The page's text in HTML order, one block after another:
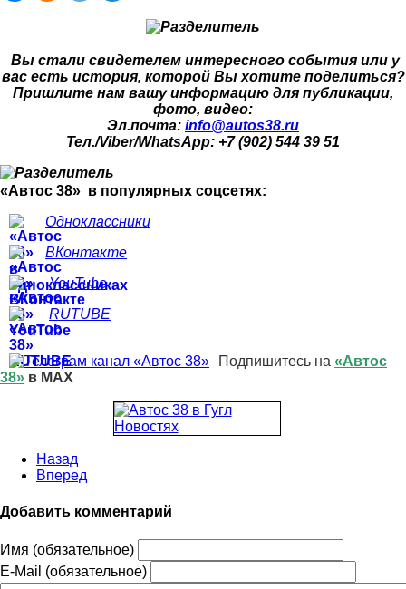
Вы стали свидетелем интересного события или у
вас есть история, которой Вы хотите поделиться?
Пришлите нам вашу информацию для публикации,
фото, видео:
Эл.почта: info@autos38.ru
Тел./Viber/WhatsApp: +7 (902) 544 39 51
«Автос 38» в популярных соцсетях:
Одноклассники
ВКонтакте
YouTube
RUTUBE
Подпишитесь на «Автос
38» в MAX
Назад
Вперед
Добавить комментарий
Имя (обязательное)
E-Mail (обязательное)